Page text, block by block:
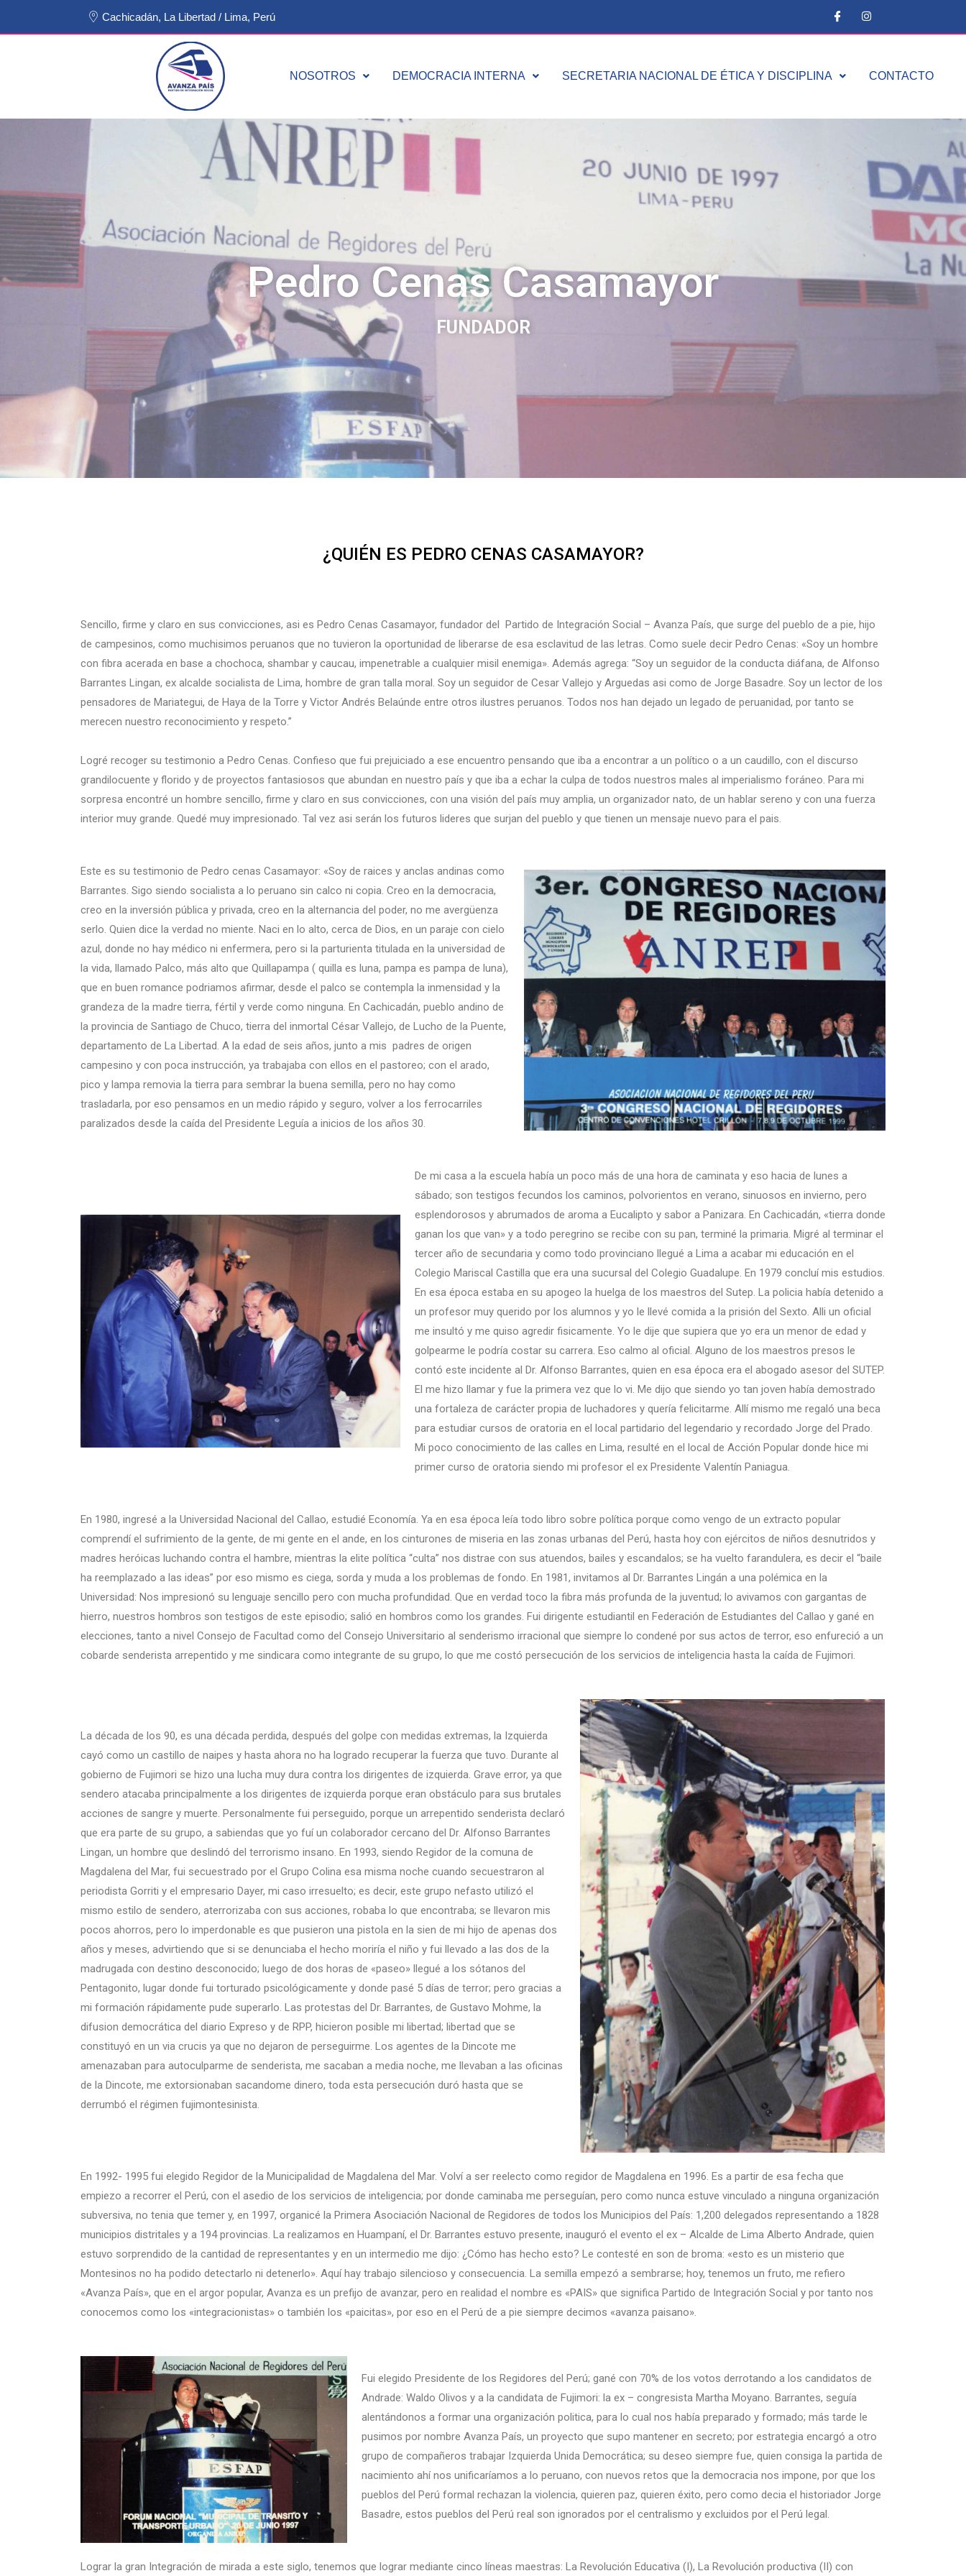
Cachicadán, La Libertad / Lima, Perú
NOSOTROS DEMOCRACIA INTERNA SECRETARIA NACIONAL DE ÉTICA Y DISCIPLINA CONTACTO
Pedro Cenas Casamayor
FUNDADOR
¿QUIÉN ES PEDRO CENAS CASAMAYOR?
Sencillo, firme y claro en sus convicciones, asi es Pedro Cenas Casamayor, fundador del Partido de Integración Social – Avanza País, que surge del pueblo de a pie, hijo
de campesinos, como muchisimos peruanos que no tuvieron la oportunidad de liberarse de esa esclavitud de las letras. Como suele decir Pedro Cenas: «Soy un hombre
con fibra acerada en base a chochoca, shambar y caucau, impenetrable a cualquier misil enemiga». Además agrega: “Soy un seguidor de la conducta diáfana, de Alfonso
Barrantes Lingan, ex alcalde socialista de Lima, hombre de gran talla moral. Soy un seguidor de Cesar Vallejo y Arguedas asi como de Jorge Basadre. Soy un lector de los
pensadores de Mariategui, de Haya de la Torre y Victor Andrés Belaúnde entre otros ilustres peruanos. Todos nos han dejado un legado de peruanidad, por tanto se
merecen nuestro reconocimiento y respeto.”
Logré recoger su testimonio a Pedro Cenas. Confieso que fui prejuiciado a ese encuentro pensando que iba a encontrar a un político o a un caudillo, con el discurso
grandilocuente y florido y de proyectos fantasiosos que abundan en nuestro país y que iba a echar la culpa de todos nuestros males al imperialismo foráneo. Para mi
sorpresa encontré un hombre sencillo, firme y claro en sus convicciones, con una visión del país muy amplia, un organizador nato, de un hablar sereno y con una fuerza
interior muy grande. Quedé muy impresionado. Tal vez asi serán los futuros lideres que surjan del pueblo y que tienen un mensaje nuevo para el pais.
Este es su testimonio de Pedro cenas Casamayor: «Soy de raices y anclas andinas como
Barrantes. Sigo siendo socialista a lo peruano sin calco ni copia. Creo en la democracia,
creo en la inversión pública y privada, creo en la alternancia del poder, no me avergüenza
serlo. Quien dice la verdad no miente. Naci en lo alto, cerca de Dios, en un paraje con cielo
azul, donde no hay médico ni enfermera, pero si la parturienta titulada en la universidad de
la vida, llamado Palco, más alto que Quillapampa ( quilla es luna, pampa es pampa de luna),
que en buen romance podriamos afirmar, desde el palco se contempla la inmensidad y la
grandeza de la madre tierra, fértil y verde como ninguna. En Cachicadán, pueblo andino de
la provincia de Santiago de Chuco, tierra del inmortal César Vallejo, de Lucho de la Puente,
departamento de La Libertad. A la edad de seis años, junto a mis padres de origen
campesino y con poca instrucción, ya trabajaba con ellos en el pastoreo; con el arado,
pico y lampa removia la tierra para sembrar la buena semilla, pero no hay como
trasladarla, por eso pensamos en un medio rápido y seguro, volver a los ferrocarriles
paralizados desde la caída del Presidente Leguía a inicios de los años 30.
De mi casa a la escuela había un poco más de una hora de caminata y eso hacia de lunes a
sábado; son testigos fecundos los caminos, polvorientos en verano, sinuosos en invierno, pero
esplendorosos y abrumados de aroma a Eucalipto y sabor a Panizara. En Cachicadán, «tierra donde
ganan los que van» y a todo peregrino se recibe con su pan, terminé la primaria. Migré al terminar el
tercer año de secundaria y como todo provinciano llegué a Lima a acabar mi educación en el
Colegio Mariscal Castilla que era una sucursal del Colegio Guadalupe. En 1979 concluí mis estudios.
En esa época estaba en su apogeo la huelga de los maestros del Sutep. La policia había detenido a
un profesor muy querido por los alumnos y yo le llevé comida a la prisión del Sexto. Alli un oficial
me insultó y me quiso agredir fisicamente. Yo le dije que supiera que yo era un menor de edad y
golpearme le podría costar su carrera. Eso calmo al oficial. Alguno de los maestros presos le
contó este incidente al Dr. Alfonso Barrantes, quien en esa época era el abogado asesor del SUTEP.
El me hizo llamar y fue la primera vez que lo vi. Me dijo que siendo yo tan joven había demostrado
una fortaleza de carácter propia de luchadores y quería felicitarme. Allí mismo me regaló una beca
para estudiar cursos de oratoria en el local partidario del legendario y recordado Jorge del Prado.
Mi poco conocimiento de las calles en Lima, resulté en el local de Acción Popular donde hice mi
primer curso de oratoria siendo mi profesor el ex Presidente Valentín Paniagua.
En 1980, ingresé a la Universidad Nacional del Callao, estudié Economía. Ya en esa época leía todo libro sobre política porque como vengo de un extracto popular
comprendí el sufrimiento de la gente, de mi gente en el ande, en los cinturones de miseria en las zonas urbanas del Perú, hasta hoy con ejércitos de niños desnutridos y
madres heróicas luchando contra el hambre, mientras la elite política “culta” nos distrae con sus atuendos, bailes y escandalos; se ha vuelto farandulera, es decir el “baile
ha reemplazado a las ideas” por eso mismo es ciega, sorda y muda a los problemas de fondo. En 1981, invitamos al Dr. Barrantes Lingán a una polémica en la
Universidad: Nos impresionó su lenguaje sencillo pero con mucha profundidad. Que en verdad toco la fibra más profunda de la juventud; lo avivamos con gargantas de
hierro, nuestros hombros son testigos de este episodio; salió en hombros como los grandes. Fui dirigente estudiantil en Federación de Estudiantes del Callao y gané en
elecciones, tanto a nivel Consejo de Facultad como del Consejo Universitario al senderismo irracional que siempre lo condené por sus actos de terror, eso enfureció a un
cobarde senderista arrepentido y me sindicara como integrante de su grupo, lo que me costó persecución de los servicios de inteligencia hasta la caída de Fujimori.
La década de los 90, es una década perdida, después del golpe con medidas extremas, la Izquierda
cayó como un castillo de naipes y hasta ahora no ha logrado recuperar la fuerza que tuvo. Durante al
gobierno de Fujimori se hizo una lucha muy dura contra los dirigentes de izquierda. Grave error, ya que
sendero atacaba principalmente a los dirigentes de izquierda porque eran obstáculo para sus brutales
acciones de sangre y muerte. Personalmente fui perseguido, porque un arrepentido senderista declaró
que era parte de su grupo, a sabiendas que yo fuí un colaborador cercano del Dr. Alfonso Barrantes
Lingan, un hombre que deslindó del terrorismo insano. En 1993, siendo Regidor de la comuna de
Magdalena del Mar, fui secuestrado por el Grupo Colina esa misma noche cuando secuestraron al
periodista Gorriti y el empresario Dayer, mi caso irresuelto; es decir, este grupo nefasto utilizó el
mismo estilo de sendero, aterrorizaba con sus acciones, robaba lo que encontraba; se llevaron mis
pocos ahorros, pero lo imperdonable es que pusieron una pistola en la sien de mi hijo de apenas dos
años y meses, advirtiendo que si se denunciaba el hecho moriría el niño y fui llevado a las dos de la
madrugada con destino desconocido; luego de dos horas de «paseo» llegué a los sótanos del
Pentagonito, lugar donde fui torturado psicológicamente y donde pasé 5 días de terror; pero gracias a
mi formación rápidamente pude superarlo. Las protestas del Dr. Barrantes, de Gustavo Mohme, la
difusion democrática del diario Expreso y de RPP, hicieron posible mi libertad; libertad que se
constituyó en un via crucis ya que no dejaron de perseguirme. Los agentes de la Dincote me
amenazaban para autoculparme de senderista, me sacaban a media noche, me llevaban a las oficinas
de la Dincote, me extorsionaban sacandome dinero, toda esta persecución duró hasta que se
derrumbó el régimen fujimontesinista.
En 1992- 1995 fui elegido Regidor de la Municipalidad de Magdalena del Mar. Volví a ser reelecto como regidor de Magdalena en 1996. Es a partir de esa fecha que
empiezo a recorrer el Perú, con el asedio de los servicios de inteligencia; por donde caminaba me perseguían, pero como nunca estuve vinculado a ninguna organización
subversiva, no tenia que temer y, en 1997, organicé la Primera Asociación Nacional de Regidores de todos los Municipios del País: 1,200 delegados representando a 1828
municipios distritales y a 194 provincias. La realizamos en Huampaní, el Dr. Barrantes estuvo presente, inauguró el evento el ex – Alcalde de Lima Alberto Andrade, quien
estuvo sorprendido de la cantidad de representantes y en un intermedio me dijo: ¿Cómo has hecho esto? Le contesté en son de broma: «esto es un misterio que
Montesinos no ha podido detectarlo ni detenerlo». Aquí hay trabajo silencioso y consecuencia. La semilla empezó a sembrarse; hoy, tenemos un fruto, me refiero
«Avanza País», que en el argor popular, Avanza es un prefijo de avanzar, pero en realidad el nombre es «PAIS» que significa Partido de Integración Social y por tanto nos
conocemos como los «integracionistas» o también los «paicitas», por eso en el Perú de a pie siempre decimos «avanza paisano».
Fui elegido Presidente de los Regidores del Perú; gané con 70% de los votos derrotando a los candidatos de
Andrade: Waldo Olivos y a la candidata de Fujimori: la ex – congresista Martha Moyano. Barrantes, seguía
alentándonos a formar una organización politica, para lo cual nos había preparado y formado; más tarde le
pusimos por nombre Avanza País, un proyecto que supo mantener en secreto; por estrategia encargó a otro
grupo de compañeros trabajar Izquierda Unida Democrática; su deseo siempre fue, quien consiga la partida de
nacimiento ahí nos unificaríamos a lo peruano, con nuevos retos que la democracia nos impone, por que los
pueblos del Perú formal rechazan la violencia, quieren paz, quieren éxito, pero como decia el historiador Jorge
Basadre, estos pueblos del Perú real son ignorados por el centralismo y excluidos por el Perú legal.
Lograr la gran Integración de mirada a este siglo, tenemos que lograr mediante cinco líneas maestras: La Revolución Educativa (I), La Revolución productiva (II) con